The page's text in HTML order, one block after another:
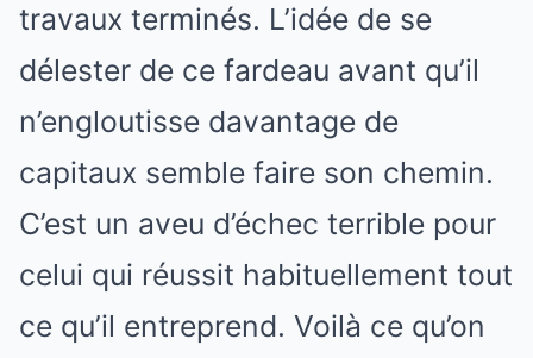
travaux terminés. L’idée de se
délester de ce fardeau avant qu’il
n’engloutisse davantage de
capitaux semble faire son chemin.
C’est un aveu d’échec terrible pour
celui qui réussit habituellement tout
ce qu’il entreprend. Voilà ce qu’on